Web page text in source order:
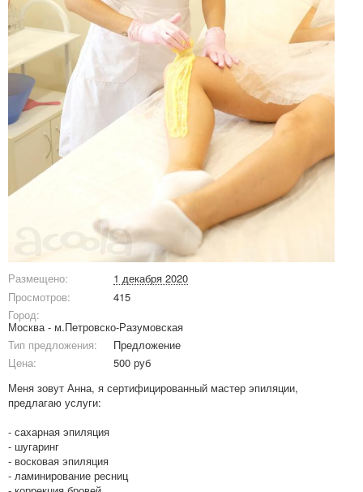
Размещено:
1 декабря 2020
Просмотров:
415
Город:
Москва - м.Петровско-Разумовская
Тип предложения:
Предложение
Цена:
500 руб
Меня зовут Анна, я сертифицированный мастер эпиляции,
предлагаю услуги:
- сахарная эпиляция
- шугаринг
- восковая эпиляция
- ламинирование ресниц